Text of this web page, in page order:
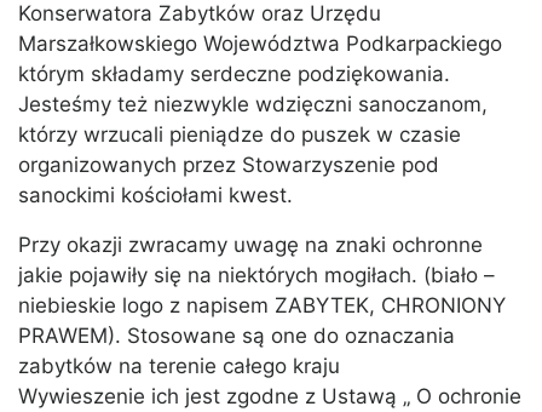
Konserwatora Zabytków oraz Urzędu
Marszałkowskiego Województwa Podkarpackiego
którym składamy serdeczne podziękowania.
Jesteśmy też niezwykle wdzięczni sanoczanom,
którzy wrzucali pieniądze do puszek w czasie
organizowanych przez Stowarzyszenie pod
sanockimi kościołami kwest.
Przy okazji zwracamy uwagę na znaki ochronne
jakie pojawiły się na niektórych mogiłach. (biało –
niebieskie logo z napisem ZABYTEK, CHRONIONY
PRAWEM). Stosowane są one do oznaczania
zabytków na terenie całego kraju
Wywieszenie ich jest zgodne z Ustawą „ O ochronie